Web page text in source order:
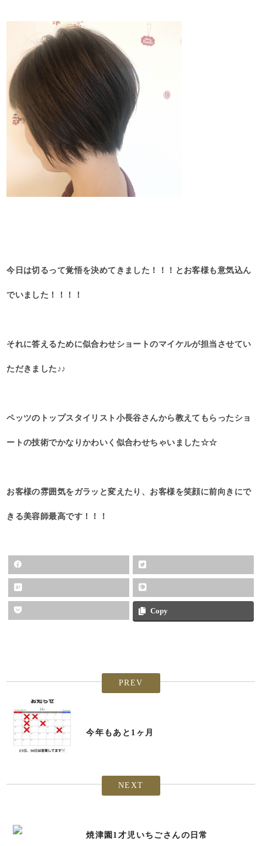
今日は切るって覚悟を決めてきました！！！とお客様も意気込ん
でいました！！！！
それに答えるために似合わせショートのマイケルが担当させてい
ただきました♪♪
ペッツのトップスタイリスト小長谷さんから教えてもらったショ
ートの技術でかなりかわいく似合わせちゃいました☆☆
お客様の雰囲気をガラッと変えたり、お客様を笑顔に前向きにで
きる美容師最高です！！！
Copy
PREV
今年もあと1ヶ月
NEXT
焼津園1才児いちごさんの日常